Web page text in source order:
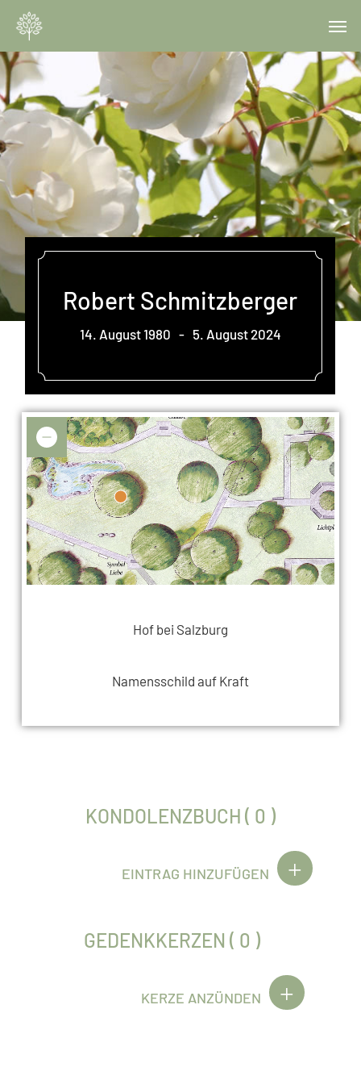
main
content
Robert Schmitzberger
14. August 1980 - 5. August 2024
Hof bei Salzburg
Namensschild auf Kraft
KONDOLENZBUCH ( 0 )
EINTRAG HINZUFÜGEN
GEDENKKERZEN ( 0 )
KERZE ANZÜNDEN